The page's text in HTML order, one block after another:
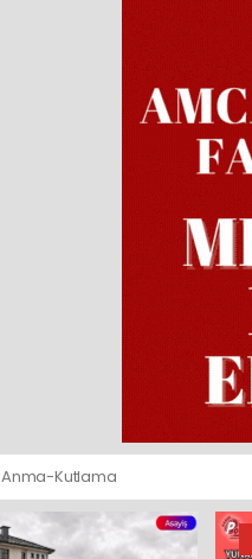
Anma-Kutlama